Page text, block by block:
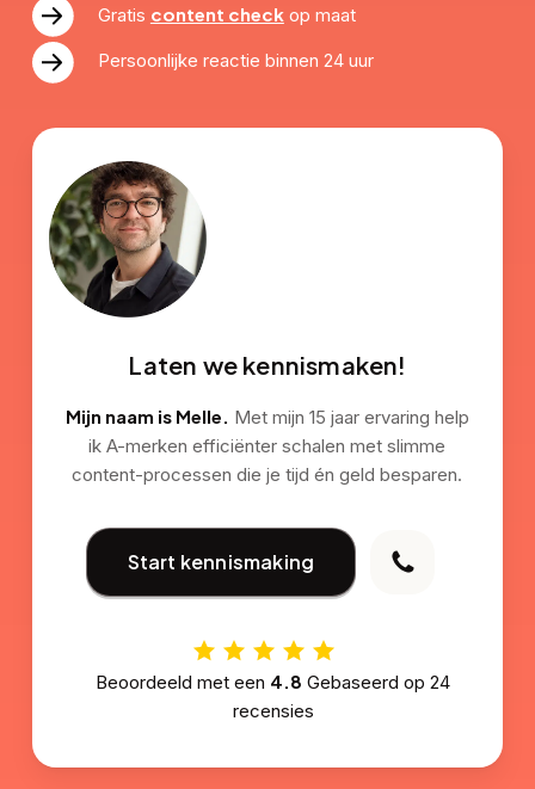
Gratis content checkop maat
Persoonlijke reactie binnen 24 uur
Laten we kennismaken!
Mijn naam is Melle. Met mijn 15 jaar ervaring help
ik A-merken efficiënter schalen met slimme
content-processen die je tijd én geld besparen.
Start kennismaking
Beoordeeld met een 4.8 Gebaseerd op24
recensies